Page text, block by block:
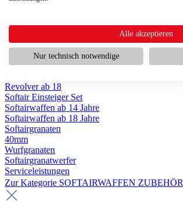
Scharfschützengewehr ab 18
Softair Pistolen
Softair Pistolen elektrisch ab 14
Softair Pistolen Federdruck ab 14
Softair Pistolen HPA Luftdruck ab 18
Revolver ab 18
Softair Einsteiger Set
Softairwaffen ab 14 Jahre
Softairwaffen ab 18 Jahre
Softairgranaten
40mm
Wurfgranaten
Softairgranatwerfer
Serviceleistungen
Zur Kategorie SOFTAIRWAFFEN ZUBEHÖR
Alle akzeptieren
Nur technisch notwendige